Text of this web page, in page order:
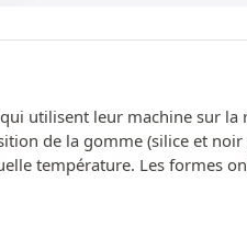
utilisent leur machine sur
de la gomme (silice et
température. Les formes